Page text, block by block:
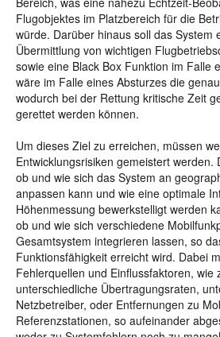
Flugobjektes im Platzbereich für die
würde. Darüber hinaus soll das System
Übermittlung von wichtigen
sowie eine Black Box Funktion im Falle
wäre im Falle eines Absturzes die
wodurch bei der Rettung kritische Zeit
gerettet werden können.
Um dieses Ziel zu erreichen, müssen
Entwicklungsrisiken gemeistert werden.
ob und wie sich das System an
anpassen kann und wie eine optimale
Höhenmessung bewerkstelligt werden
ob und wie sich verschiedene
Gesamtsystem integrieren lassen, so
Funktionsfähigkeit erreicht wird. Dabei
Fehlerquellen und Einflussfaktoren, wie
unterschiedliche Übertragungsraten,
Netzbetreiber, oder Entfernungen zu
Referenzstationen, so aufeinander